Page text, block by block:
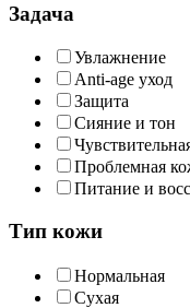
Задача
Увлажнение
Anti-age уход
Защита
Сияние и тон
Проблемная
Питание и
Тип кожи
Нормальная
Сухая